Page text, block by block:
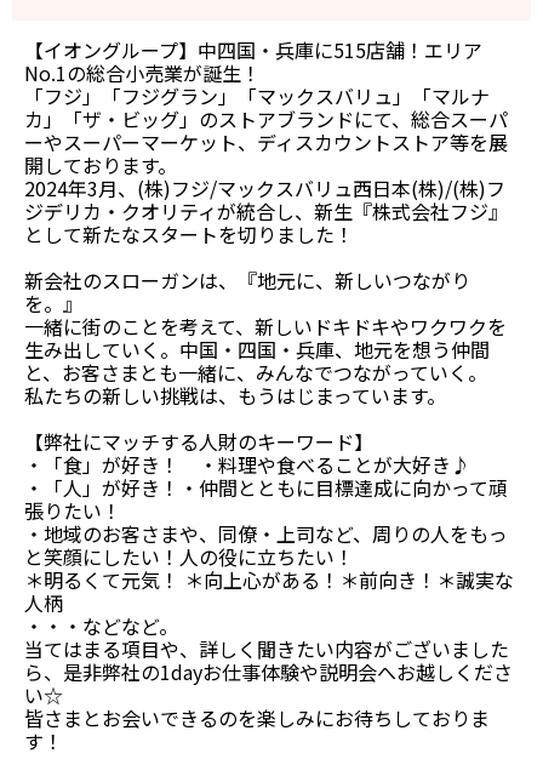
【イオングループ】中四国・兵庫に515店舗！エリア
No.1の総合小売業が誕生！
「フジ」「フジグラン」「マックスバリュ」「マルナ
カ」「ザ・ビッグ」のストアブランドにて、総合スーパ
ーやスーパーマーケット、ディスカウントストア等を展
開しております。
2024年3月、(株)フジ/マックスバリュ西日本(株)/(株)フ
ジデリカ・クオリティが統合し、新生『株式会社フジ』
として新たなスタートを切りました！
新会社のスローガンは、『地元に、新しいつながり
を。』
一緒に街のことを考えて、新しいドキドキやワクワクを
生み出していく。中国・四国・兵庫、地元を想う仲間
と、お客さまとも一緒に、みんなでつながっていく。
私たちの新しい挑戦は、もうはじまっています。
【弊社にマッチする人財のキーワード】
・「食」が好き！ ・料理や食べることが大好き♪
・「人」が好き！・仲間とともに目標達成に向かって頑
張りたい！
・地域のお客さまや、同僚・上司など、周りの人をもっ
と笑顔にしたい！人の役に立ちたい！
＊明るくて元気！ ＊向上心がある！＊前向き！＊誠実な
人柄
・・・などなど。
当てはまる項目や、詳しく聞きたい内容がございました
ら、是非弊社の1dayお仕事体験や説明会へお越しくださ
い☆
皆さまとお会いできるのを楽しみにお待ちしておりま
す！